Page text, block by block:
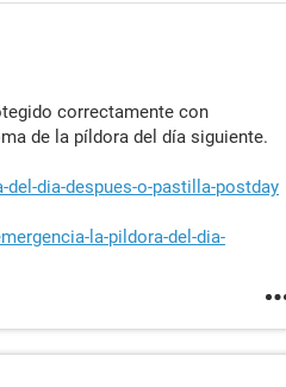
correctamente con
de la píldora del día siguiente.
dia-despues-o-pastilla-postday
la-pildora-del-dia-